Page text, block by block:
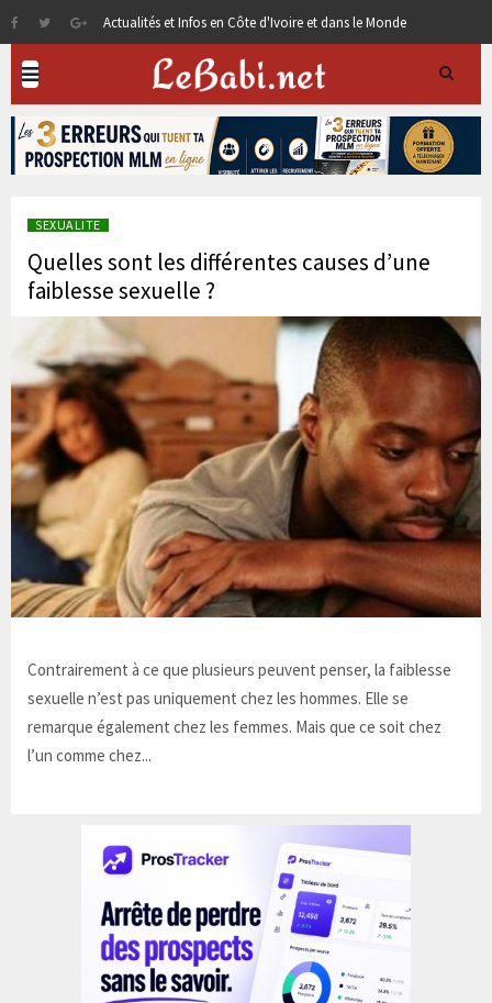
Actualités et Infos en Côte d'Ivoire et dans le Monde
SEXUALITE
Quelles sont les différentes causes d’une
faiblesse sexuelle ?
Contrairement à ce que plusieurs peuvent penser, la faiblesse
sexuelle n’est pas uniquement chez les hommes. Elle se
remarque également chez les femmes. Mais que ce soit chez
l’un comme chez...